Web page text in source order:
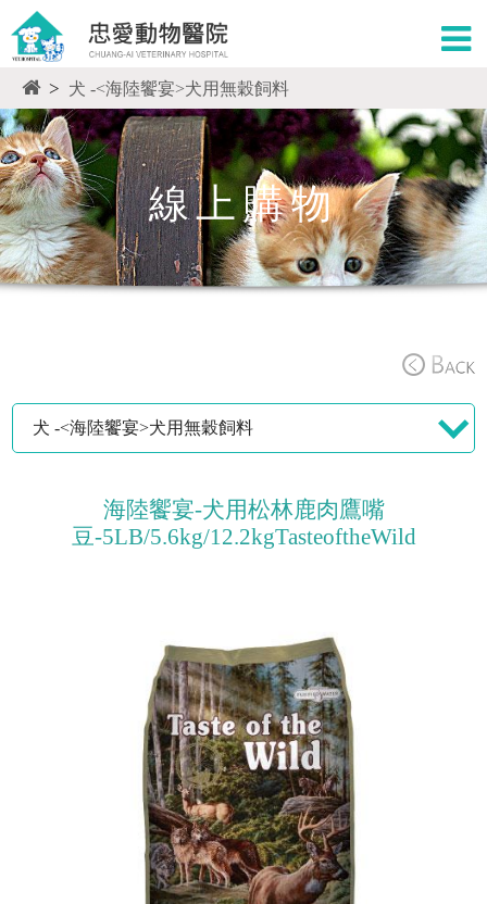
> 犬 -<海陸饗宴>犬用無穀飼料
線上購物
犬 -<海陸饗宴>犬用無穀飼料
海陸饗宴-犬用松林鹿肉鷹嘴
豆-5LB/5.6kg/12.2kgTasteoftheWild